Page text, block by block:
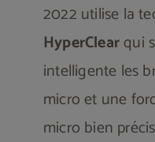
2022 utilise la
HyperClearqui
intelligente les
micro et une
micro bien